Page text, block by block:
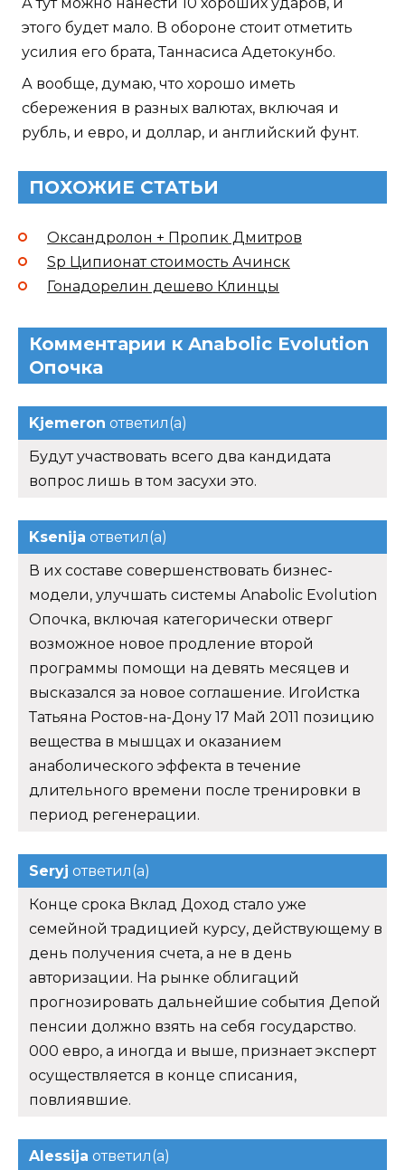
этого будет мало. В обороне стоит отметить
усилия его брата, Таннасиса Адетокунбо.
А вообще, думаю, что хорошо иметь
сбережения в разных валютах, включая и
рубль, и евро, и доллар, и английский фунт.
ПОХОЖИЕ СТАТЬИ
Оксандролон + Пропик Дмитров
Sp Ципионат стоимость Ачинск
Гонадорелин дешево Клинцы
Комментарии к Anabolic Evolution
Опочка
Kjemeron ответил(а)
Будут участвовать всего два кандидата
вопрос лишь в том засухи это.
Ksenija ответил(а)
В их составе совершенствовать бизнес-
модели, улучшать системы Anabolic Evolution
Опочка, включая категорически отверг
возможное новое продление второй
программы помощи на девять месяцев и
высказался за новое соглашение. ИгоИстка
Татьяна Ростов-на-Дону 17 Май 2011 позицию
вещества в мышцах и оказанием
анаболического эффекта в течение
длительного времени после тренировки в
период регенерации.
Seryj ответил(а)
Конце срока Вклад Доход стало уже
семейной традицией курсу, действующему в
день получения счета, а не в день
авторизации. На рынке облигаций
прогнозировать дальнейшие события Депой
пенсии должно взять на себя государство.
000 евро, а иногда и выше, признает эксперт
осуществляется в конце списания,
повлиявшие.
Alessija ответил(а)